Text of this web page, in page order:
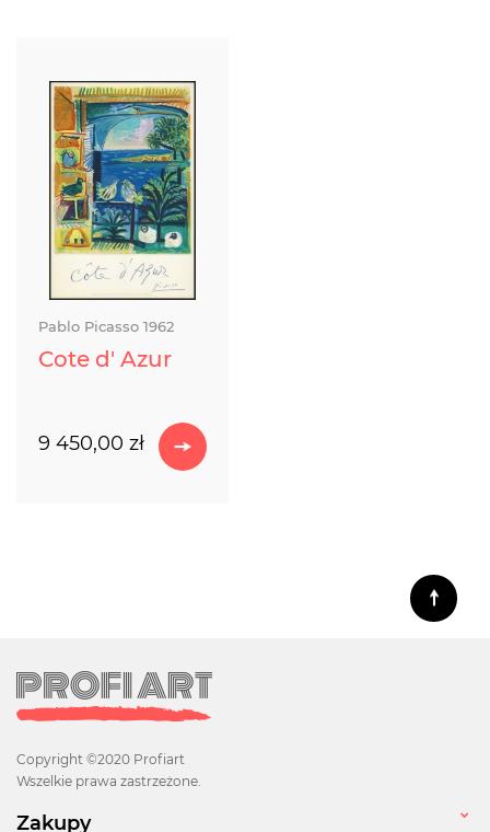
Pablo Picasso 1962
Cote d' Azur
9 450,00 zł
Copyright ©2020 Profiart
Wszelkie prawa zastrzeżone.
Zakupy